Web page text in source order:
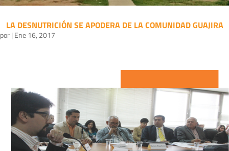
LA DESNUTRICIÓN SE APODERA DE LA COMUNIDAD GUAJIRA
por| Ene 16, 2017